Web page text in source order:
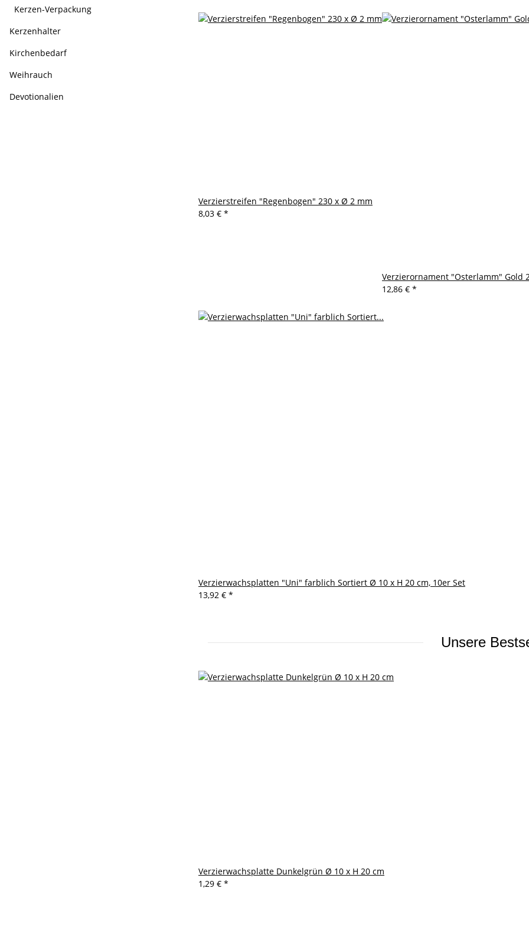
Verzierstreifen "Regenbogen" 230 x Ø 2 mm
8,03 € *
Verzierornament "Osterlamm" Gold
12,86 € *
Verzierwachsplatten "Uni" farblich Sortiert Ø 10 x H 20 cm, 10er Set
13,92 € *
Unsere
Verzierwachsplatte Dunkelgrün Ø 10 x H 20 cm
1,29 € *
Kerzen-Verpackung
Kerzenhalter
Kirchenbedarf
Weihrauch
Devotionalien